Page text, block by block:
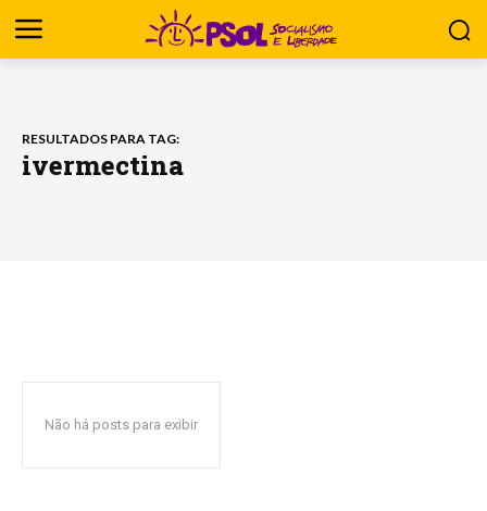
RESULTADOS PARA TAG:
ivermectina
Não há posts para exibir